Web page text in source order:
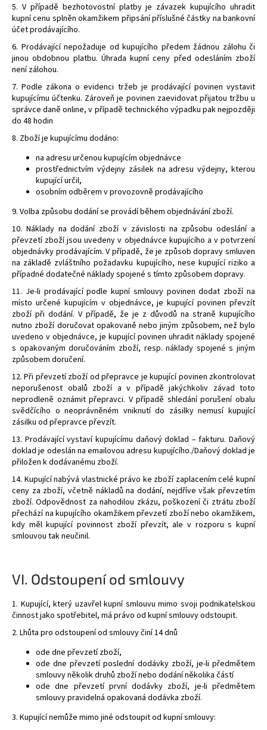
5. V případě bezhotovostní platby je závazek kupujícího uhradit
kupní cenu splněn okamžikem připsání příslušné částky na bankovní
účet prodávajícího.
6. Prodávající nepožaduje od kupujícího předem žádnou zálohu či
jinou obdobnou platbu. Úhrada kupní ceny před odesláním zboží
není zálohou.
7. Podle zákona o evidenci tržeb je prodávající povinen vystavit
kupujícímu účtenku. Zároveň je povinen zaevidovat přijatou tržbu u
správce daně online, v případě technického výpadku pak nejpozději
do 48 hodin
8. Zboží je kupujícímu dodáno:
na adresu určenou kupujícím objednávce
prostřednictvím výdejny zásilek na adresu výdejny, kterou
kupující určil,
osobním odběrem v provozovně prodávajícího
9. Volba způsobu dodání se provádí během objednávání zboží.
10. Náklady na dodání zboží v závislosti na způsobu odeslání a
převzetí zboží jsou uvedeny v objednávce kupujícího a v potvrzení
objednávky prodávajícím. V případě, že je způsob dopravy smluven
na základě zvláštního požadavku kupujícího, nese kupující riziko a
případné dodatečné náklady spojené s tímto způsobem dopravy.
11. Je-li prodávající podle kupní smlouvy povinen dodat zboží na
místo určené kupujícím v objednávce, je kupující povinen převzít
zboží při dodání. V případě, že je z důvodů na straně kupujícího
nutno zboží doručovat opakovaně nebo jiným způsobem, než bylo
uvedeno v objednávce, je kupující povinen uhradit náklady spojené
s opakovaným doručováním zboží, resp. náklady spojené s jiným
způsobem doručení.
12. Při převzetí zboží od přepravce je kupující povinen zkontrolovat
neporušenost obalů zboží a v případě jakýchkoliv závad toto
neprodleně oznámit přepravci. V případě shledání porušení obalu
svědčícího o neoprávněném vniknutí do zásilky nemusí kupující
zásilku od přepravce převzít.
13. Prodávající vystaví kupujícímu daňový doklad – fakturu. Daňový
doklad je odeslán na emailovou adresu kupujícího./Daňový doklad je
přiložen k dodávanému zboží.
14. Kupující nabývá vlastnické právo ke zboží zaplacením celé kupní
ceny za zboží, včetně nákladů na dodání, nejdříve však převzetím
zboží. Odpovědnost za nahodilou zkázu, poškození či ztrátu zboží
přechází na kupujícího okamžikem převzetí zboží nebo okamžikem,
kdy měl kupující povinnost zboží převzít, ale v rozporu s kupní
smlouvou tak neučinil.
VI. Odstoupení od smlouvy
1. Kupující, který uzavřel kupní smlouvu mimo svoji podnikatelskou
činnost jako spotřebitel, má právo od kupní smlouvy odstoupit.
2. Lhůta pro odstoupení od smlouvy činí 14 dnů
ode dne převzetí zboží,
ode dne převzetí poslední dodávky zboží, je-li předmětem
smlouvy několik druhů zboží nebo dodání několika částí
ode dne převzetí první dodávky zboží, je-li předmětem
smlouvy pravidelná opakovaná dodávka zboží.
3. Kupující nemůže mimo jiné odstoupit od kupní smlouvy: